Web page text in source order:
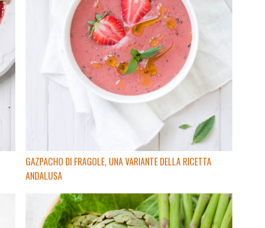
GAZPACHO DI FRAGOLE, UNA VARIANTE DELLA RICETTA
ANDALUSA